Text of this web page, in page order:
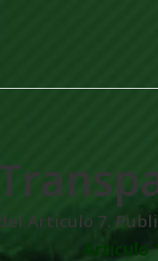
Articulo 7.
Articulo